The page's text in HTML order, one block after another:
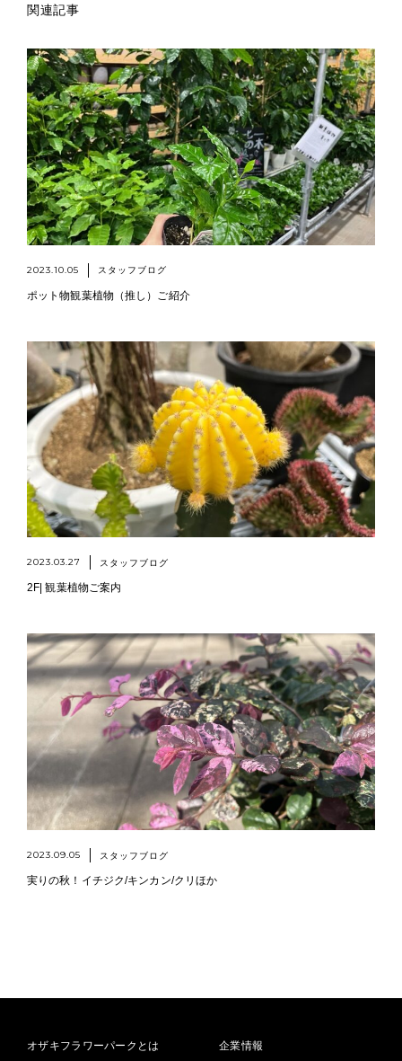
関連記事
2023.10.05 スタッフブログ
ポット物観葉植物（推し）ご紹介
2023.03.27 スタッフブログ
2F| 観葉植物ご案内
2023.09.05 スタッフブログ
実りの秋！イチジク/キンカン/クリほか
オザキフラワーパークとは 企業情報